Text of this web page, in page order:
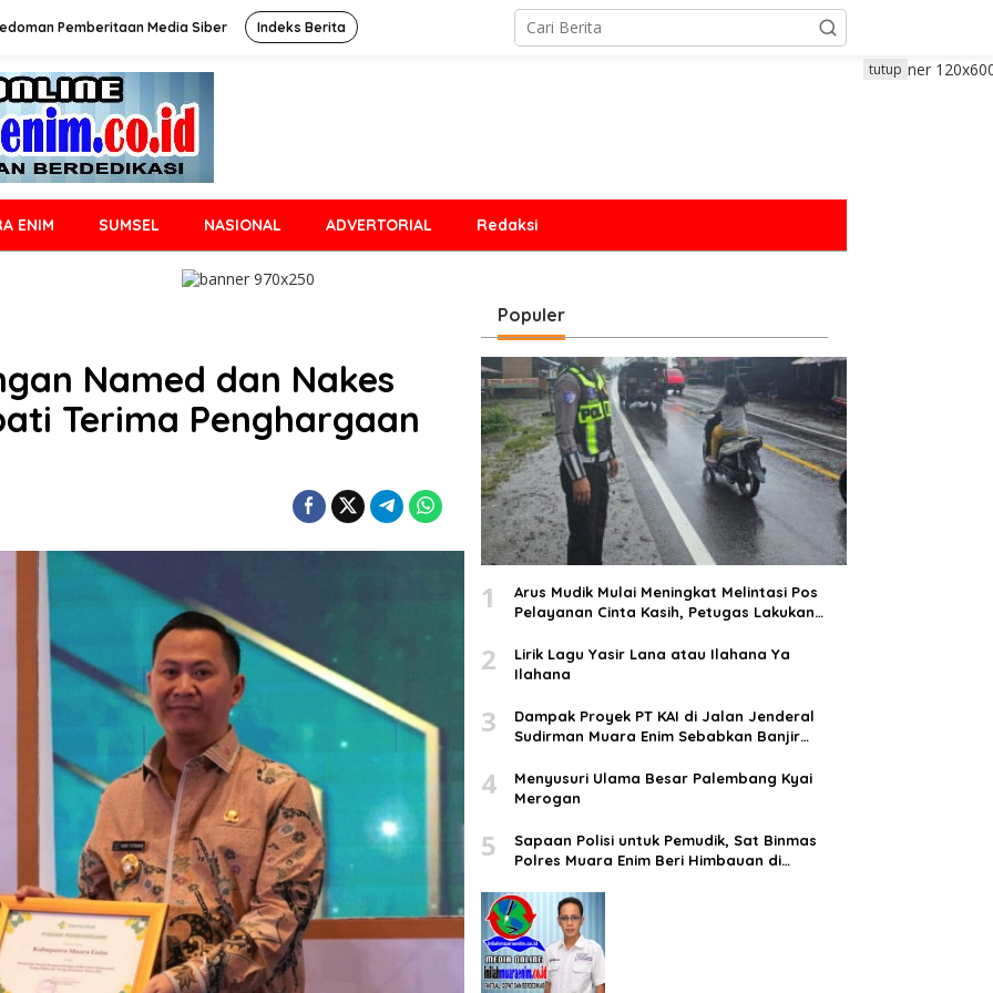
Pemberitaan Media Siber Indeks Berita
ENIM SUMSEL NASIONAL ADVERTORIAL Redaksi
tutup
Named dan Nakes
Terima Penghargaan
Populer
1
Arus Mudik Mulai Meningkat Melintasi Pos
Pelayanan Cinta Kasih, Petugas Lakukan
2
Lirik Lagu Yasir Lana atau Ilahana Ya
Ilahana
3
Dampak Proyek PT KAI di Jalan Jenderal
Sudirman Muara Enim Sebabkan Banjir
4
Menyusuri Ulama Besar Palembang Kyai
Merogan
5
Sapaan Polisi untuk Pemudik, Sat Binmas
Polres Muara Enim Beri Himbauan di